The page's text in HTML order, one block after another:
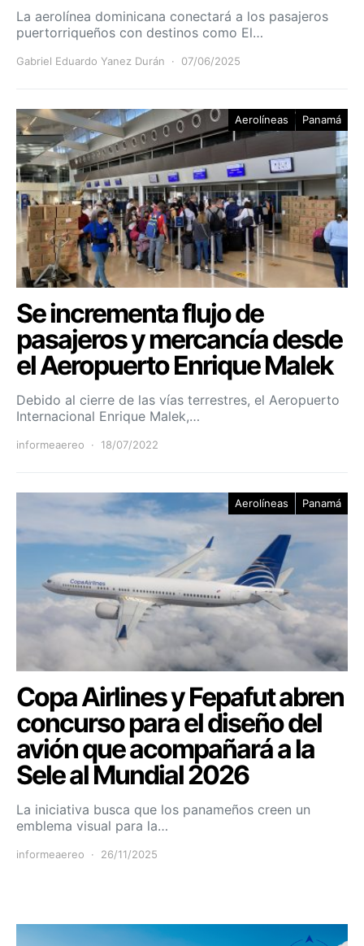
La aerolínea dominicana conectará a los pasajeros
puertorriqueños con destinos como El…
Gabriel Eduardo Yanez Durán 07/06/2025
Aerolíneas Panamá
Se incrementa flujo de
pasajeros y mercancía desde
el Aeropuerto Enrique Malek
Debido al cierre de las vías terrestres, el Aeropuerto
Internacional Enrique Malek,…
informeaereo 18/07/2022
Aerolíneas Panamá
Copa Airlines y Fepafut abren
concurso para el diseño del
avión que acompañará a la
Sele al Mundial 2026
La iniciativa busca que los panameños creen un
emblema visual para la…
informeaereo 26/11/2025